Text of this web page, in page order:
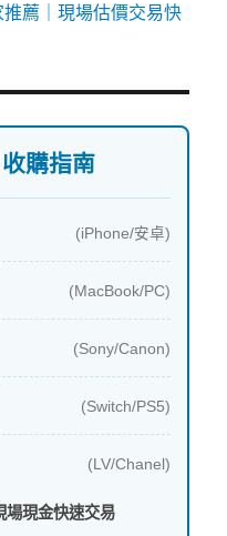
薦｜現場估價交易快
購指南
(iPhone/安卓)
(MacBook/PC)
(Sony/Canon)
(Switch/PS5)
(LV/Chanel)
場現金快速交易